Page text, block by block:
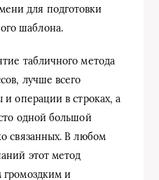
для подготовки
шаблона.
табличного метода
лучше всего
и операции в строках, а
одной большой
связанных. В любом
этот метод
и